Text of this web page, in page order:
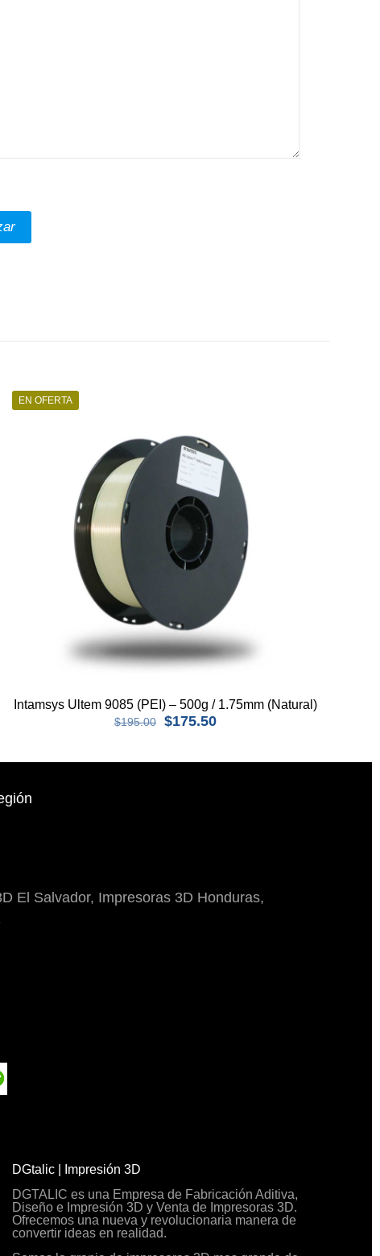
EN OFERTA
Intamsys Ultem 9085 (PEI) – 500g / 1.75mm (Natural)
$195.00 $175.50
El Salvador, Impresoras 3D Honduras,
DGtalic | Impresión 3D
DGTALIC es una Empresa de Fabricación Aditiva,
Diseño e Impresión 3D y Venta de Impresoras 3D.
Ofrecemos una nueva y revolucionaria manera de
convertir ideas en realidad.